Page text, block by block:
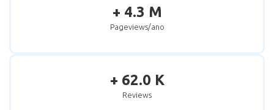
+ 4.3 M
Pageviews/ano
+ 62.0 K
Reviews